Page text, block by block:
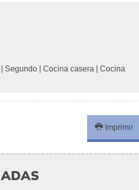
Segundo Cocina casera
Cocina
Imprimir